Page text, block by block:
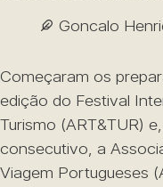
Goncalo
Começaram os
edição do Festival
Turismo (ART&TUR)
consecutivo, a
Viagem Portugueses